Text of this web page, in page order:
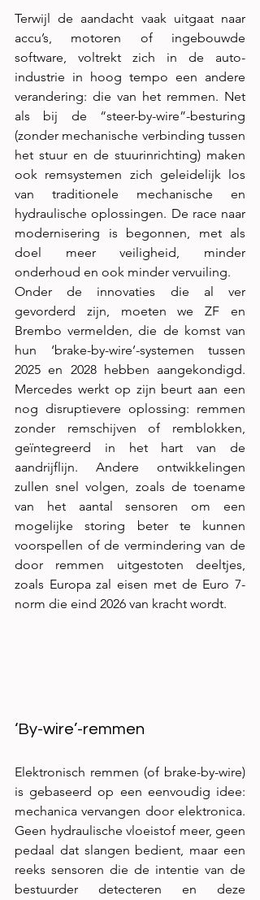
Terwijl de aandacht vaak uitgaat naar
accu’s, motoren of ingebouwde
software, voltrekt zich in de auto-
industrie in hoog tempo een andere
verandering: die van het remmen. Net
als bij de “steer-by-wire”-besturing
(zonder mechanische verbinding tussen
het stuur en de stuurinrichting) maken
ook remsystemen zich geleidelijk los
van traditionele mechanische en
hydraulische oplossingen. De race naar
modernisering is begonnen, met als
doel meer veiligheid, minder
onderhoud en ook minder vervuiling.
Onder de innovaties die al ver
gevorderd zijn, moeten we ZF en
Brembo vermelden, die de komst van
hun ‘brake-by-wire’-systemen tussen
2025 en 2028 hebben aangekondigd.
Mercedes werkt op zijn beurt aan een
nog disruptievere oplossing: remmen
zonder remschijven of remblokken,
geïntegreerd in het hart van de
aandrijflijn. Andere ontwikkelingen
zullen snel volgen, zoals de toename
van het aantal sensoren om een
mogelijke storing beter te kunnen
voorspellen of de vermindering van de
door remmen uitgestoten deeltjes,
zoals Europa zal eisen met de Euro 7-
norm die eind 2026 van kracht wordt.
‘By-wire’-remmen
Elektronisch remmen (of brake-by-wire)
is gebaseerd op een eenvoudig idee:
mechanica vervangen door elektronica.
Geen hydraulische vloeistof meer, geen
pedaal dat slangen bedient, maar een
reeks sensoren die de intentie van de
bestuurder detecteren en deze